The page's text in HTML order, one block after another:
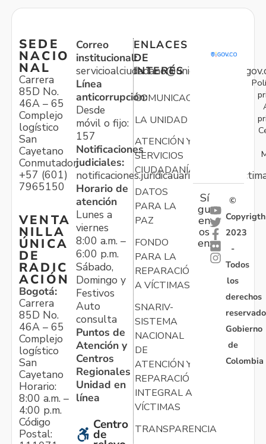
SEDE
NACIO
NAL
Carrera
85D No.
46A – 65
Complejo
logístico
San
Cayetano
Conmutador:
+57 (601)
7965150
VENTA
NILLA
ÚNICA
DE
RADIC
ACIÓN
Bogotá:
Carrera
85D No.
46A – 65
Complejo
logístico
San
Cayetano
Horario:
8:00 a.m. –
4:00 p.m.
Código
Postal:
Correo
institucional:
Línea
anticorrupción:
Desde
móvil o fijo:
157
Notificaciones
judiciales:
Horario de
atención
Lunes a
viernes
8:00 a.m. –
6:00 p.m.
Sábado,
Domingo y
Festivos
Auto
consulta
Puntos de
Atención y
Centros
Regionales
Unidad en
línea
Centro
de
ENLACES
DE
INTERÉS
COMUNICACIONES
LA UNIDAD
ATENCIÓN Y
SERVICIOS
CIUDADANÍA
DATOS
PARA LA
PAZ
FONDO
PARA LA
REPARACIÓN
A VÍCTIMAS
SNARIV-
SISTEMA
NACIONAL
DE
ATENCIÓN Y
REPARACIÓN
INTEGRAL A
VÍCTIMAS
TRANSPARENCIA
Sí
gu
en
os
en:
©
Copyrigth
2023
-
Todos
los
derechos
Gobierno
de
Colombia